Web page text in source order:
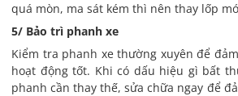
quá mòn, ma sát kém thì nên thay lốp
5/ Bảo trì phanh xe
Kiểm tra phanh xe thường xuyên để
hoạt động tốt. Khi có dấu hiệu gì bất
phanh cần thay thế, sửa chữa ngay để